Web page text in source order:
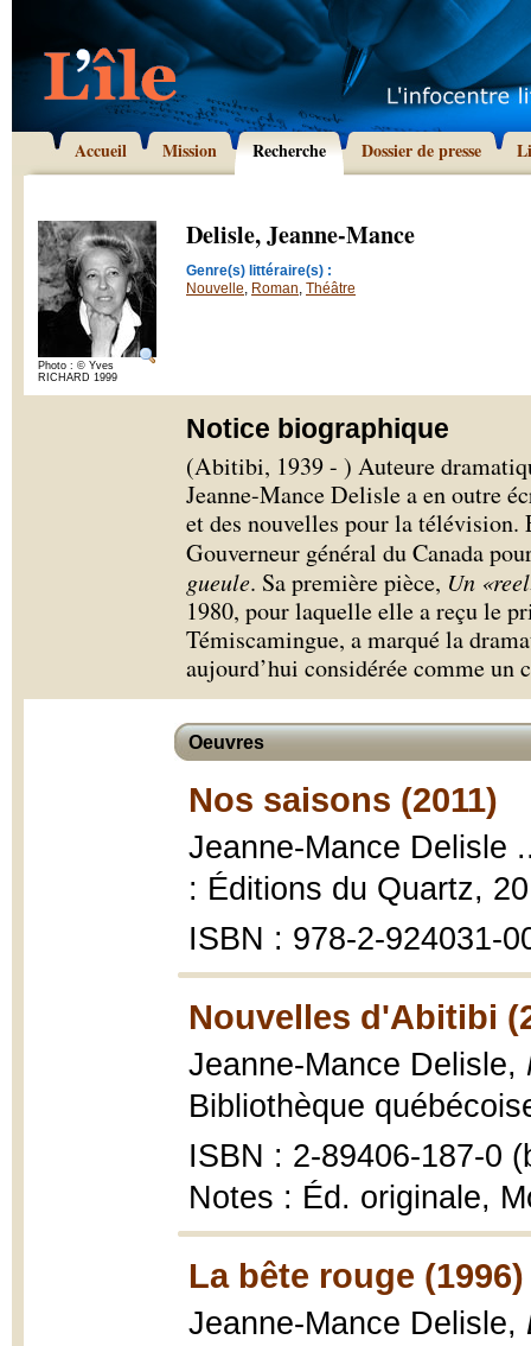
Accueil Mission Recherche Dossier de presse
Photo : © Yves
RICHARD 1999
Delisle, Jeanne-Mance
Genre(s) littéraire(s) :
Nouvelle, Roman, Théâtre
Notice biographique
(Abitibi, 1939 - ) Auteure
Jeanne-Mance Delisle a en outre
et des nouvelles pour la
Gouverneur général du Canada
gueule. Sa première pièce, Un
1980, pour laquelle elle a reçu le
Témiscamingue, a marqué la
aujourd’hui considérée comme un
Oeuvres
Nos saisons (2011)
Jeanne-Mance Delisle
: Éditions du Quartz,
ISBN : 978-2-924031-
Nouvelles d'Abitibi
Jeanne-Mance Delisle,
Bibliothèque
ISBN : 2-89406-187-0
Notes : Éd. originale,
La bête rouge (1996)
Jeanne-Mance Delisle,